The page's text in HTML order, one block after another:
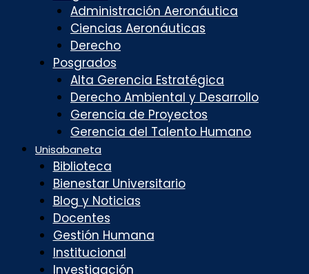
Administración Aeronáutica
Ciencias Aeronáuticas
Derecho
Posgrados
Alta Gerencia Estratégica
Derecho Ambiental y Desarrollo
Gerencia de Proyectos
Gerencia del Talento Humano
Unisabaneta
Biblioteca
Bienestar Universitario
Blog y Noticias
Docentes
Gestión Humana
Institucional
Investigación